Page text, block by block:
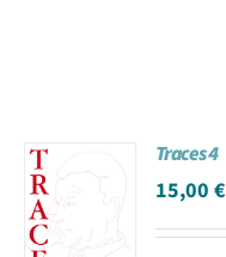
Traces 4
15,00€